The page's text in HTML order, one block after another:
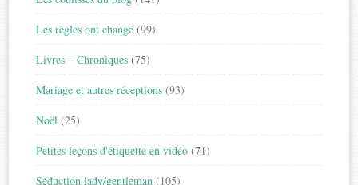
Les règles ont changé (99)
Livres – Chroniques (75)
Mariage et autres réceptions (93)
Noël (25)
Petites leçons d'étiquette en vidéo (71)
Séduction lady/gentleman (105)